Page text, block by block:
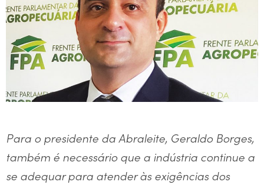
Para o presidente da Abraleite, Geraldo Borges,
também é necessário que a indústria continue a
se adequar para atender às exigências dos